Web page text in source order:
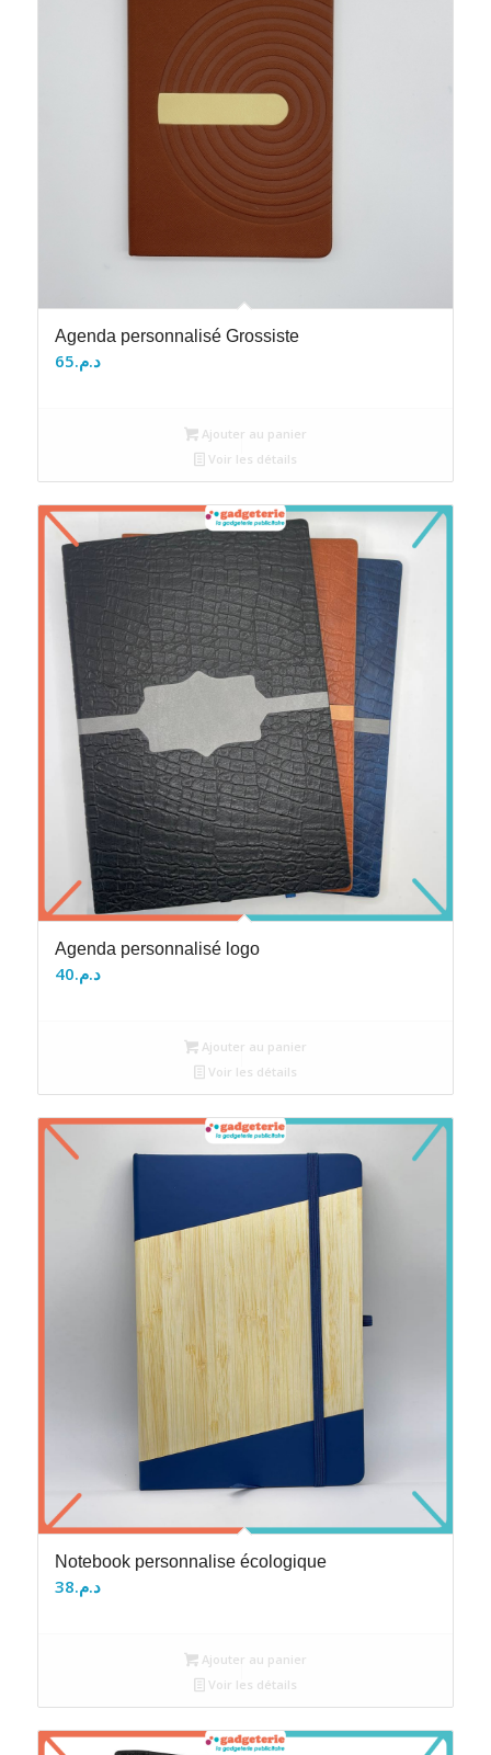
Agenda personnalisé Grossiste
د.م.65
Ajouter au panier
Voir les détails
Agenda personnalisé logo
د.م.40
Ajouter au panier
Voir les détails
Notebook personnalise écologique
د.م.38
Ajouter au panier
Voir les détails